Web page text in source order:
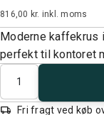
816,00 kr. inkl. moms
Moderne kaffekrus
perfekt til kontoret
Antal
local_shipping Fri fragt ved køb